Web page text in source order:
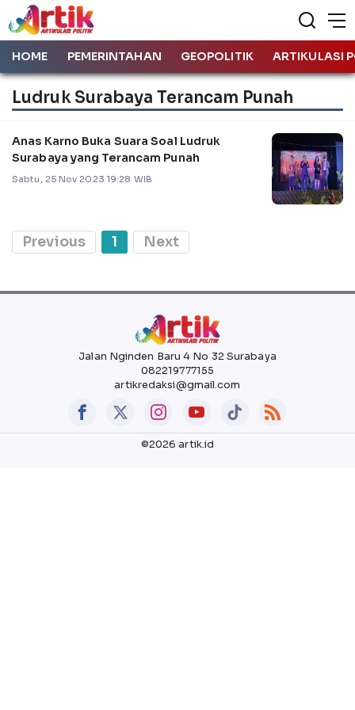
HOME PEMERINTAHAN GEOPOLITIK ARTIKULASI
Ludruk Surabaya Terancam Punah
Anas Karno Buka Suara Soal Ludruk
Surabaya yang Terancam Punah
Sabtu, 25 Nov 2023 19:28 WIB
Previous 1 Next
Jalan Nginden Baru 4 No 32 Surabaya
082219777155
artikredaksi@gmail.com
©2026 artik.id